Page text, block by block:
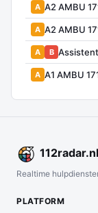
A A2 AMBU
A A2 AMBU
A B
A A1 AMBU
112radar.nl
Realtime
PLATFORM